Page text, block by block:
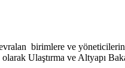
birimlere ve
Ulaştırma ve Altyapı